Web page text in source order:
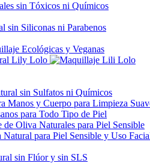
sin Tóxicos ni Químicos
sin Siliconas ni Parabenos
Ecológicas y Veganas
Lily Lolo
sin Sulfatos ni Químicos
Manos y Cuerpo para Limpieza
para Todo Tipo de Piel
de Oliva Naturales para Piel Sensible
Natural para Piel Sensible y Uso
sin Flúor y sin SLS